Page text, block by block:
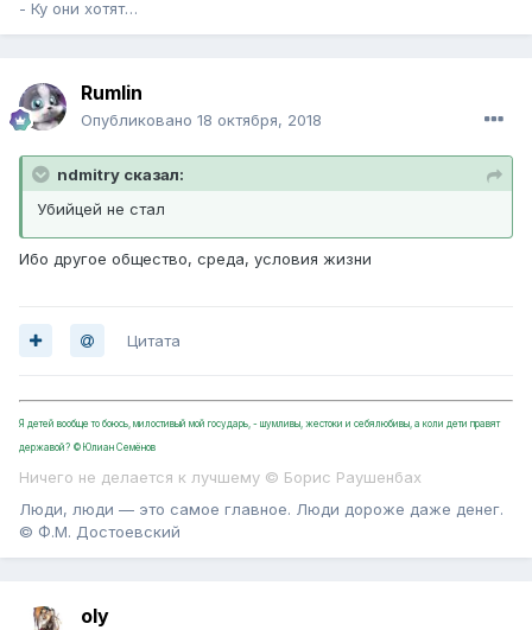
- Ку они хотят…
Rumlin
Опубликовано 18 октября, 2018
ndmitry сказал:
Убийцей не стал
Ибо другое общество, среда, условия жизни
Цитата
Я детей вообще то боюсь, милостивый мой государь, - шумливы, жестоки и себялюбивы, а коли дети правят
державой? ©Юлиан Семёнов
Ничего не делается к лучшему © Борис Раушенбах
Люди, люди — это самое главное. Люди дороже даже денег.
© Ф.М. Достоевский
oly